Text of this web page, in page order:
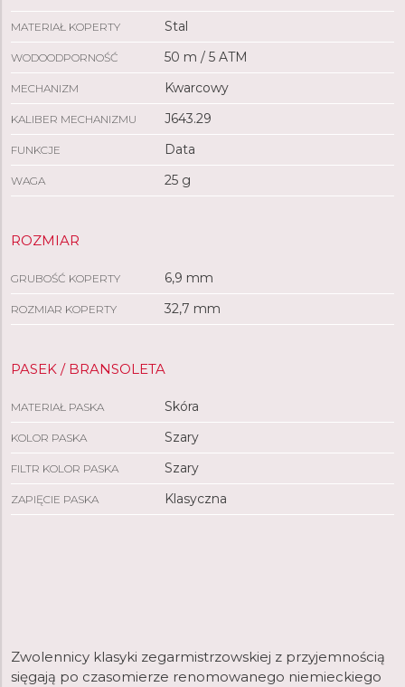
MATERIAŁ KOPERTY Stal
WODOODPORNOŚĆ 50 m / 5 ATM
MECHANIZM Kwarcowy
KALIBER MECHANIZMU J643.29
FUNKCJE Data
WAGA 25 g
ROZMIAR
GRUBOŚĆ KOPERTY 6,9 mm
ROZMIAR KOPERTY 32,7 mm
PASEK / BRANSOLETA
MATERIAŁ PASKA Skóra
KOLOR PASKA Szary
FILTR KOLOR PASKA Szary
ZAPIĘCIE PASKA Klasyczna
Zwolennicy klasyki zegarmistrzowskiej z przyjemnością
sięgają po czasomierze renomowanego niemieckiego